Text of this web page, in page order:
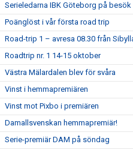
Serieledarna IBK Göteborg på besök
Poänglöst i vår första road trip
Road-trip 1 – avresa 08.30 från
Roadtrip nr. 1 14-15 oktober
Västra Mälardalen blev för svåra
Vinst i hemmapremiären
Vinst mot Pixbo i premiären
Damallsvenskan hemmapremiär!
Serie-premiär DAM på söndag